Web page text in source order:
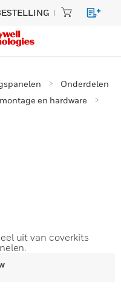
Onderdelen
en hardware
uit van coverkits